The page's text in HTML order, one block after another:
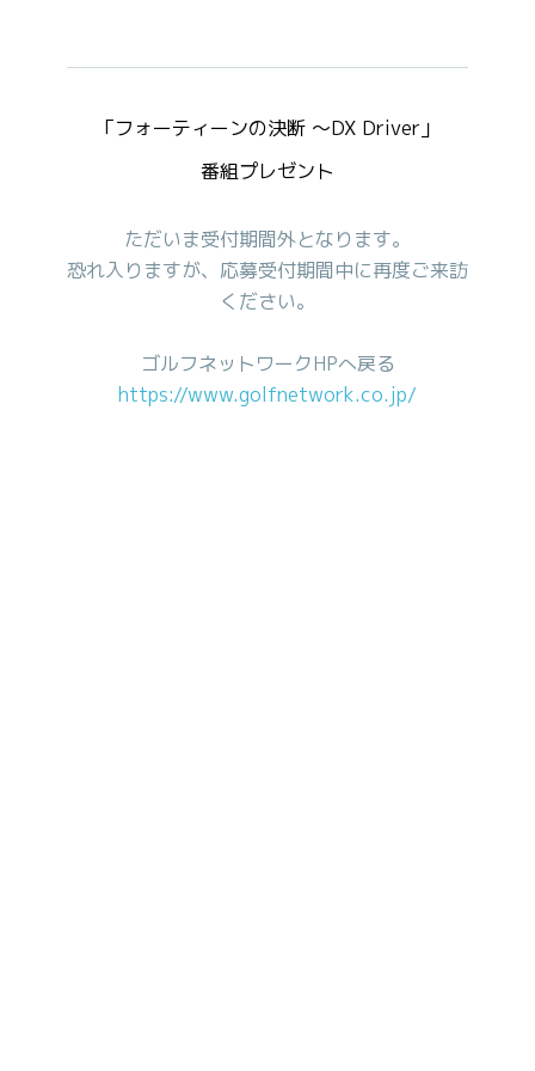
「フォーティーンの決断 ～DX Driver」
番組プレゼント
ただいま受付期間外となります。
恐れ入りますが、応募受付期間中に再度ご来訪
ください。
ゴルフネットワークHPへ戻る
https://www.golfnetwork.co.jp/